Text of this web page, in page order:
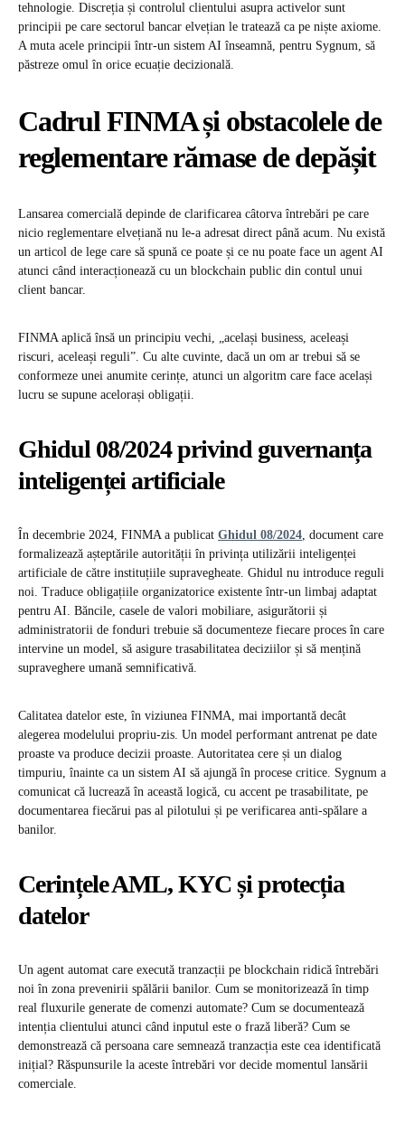
tehnologie. Discreția și controlul clientului asupra activelor sunt
principii pe care sectorul bancar elvețian le tratează ca pe niște axiome.
A muta acele principii într-un sistem AI înseamnă, pentru Sygnum, să
păstreze omul în orice ecuație decizională.
Cadrul FINMA și obstacolele de
reglementare rămase de depășit
Lansarea comercială depinde de clarificarea câtorva întrebări pe care
nicio reglementare elvețiană nu le-a adresat direct până acum. Nu există
un articol de lege care să spună ce poate și ce nu poate face un agent AI
atunci când interacționează cu un blockchain public din contul unui
client bancar.
FINMA aplică însă un principiu vechi, „același business, aceleași
riscuri, aceleași reguli”. Cu alte cuvinte, dacă un om ar trebui să se
conformeze unei anumite cerințe, atunci un algoritm care face același
lucru se supune acelorași obligații.
Ghidul 08/2024 privind guvernanța
inteligenței artificiale
În decembrie 2024, FINMA a publicat Ghidul 08/2024, document care
formalizează așteptările autorității în privința utilizării inteligenței
artificiale de către instituțiile supravegheate. Ghidul nu introduce reguli
noi. Traduce obligațiile organizatorice existente într-un limbaj adaptat
pentru AI. Băncile, casele de valori mobiliare, asigurătorii și
administratorii de fonduri trebuie să documenteze fiecare proces în care
intervine un model, să asigure trasabilitatea deciziilor și să mențină
supraveghere umană semnificativă.
Calitatea datelor este, în viziunea FINMA, mai importantă decât
alegerea modelului propriu-zis. Un model performant antrenat pe date
proaste va produce decizii proaste. Autoritatea cere și un dialog
timpuriu, înainte ca un sistem AI să ajungă în procese critice. Sygnum a
comunicat că lucrează în această logică, cu accent pe trasabilitate, pe
documentarea fiecărui pas al pilotului și pe verificarea anti-spălare a
banilor.
Cerințele AML, KYC și protecția
datelor
Un agent automat care execută tranzacții pe blockchain ridică întrebări
noi în zona prevenirii spălării banilor. Cum se monitorizează în timp
real fluxurile generate de comenzi automate? Cum se documentează
intenția clientului atunci când inputul este o frază liberă? Cum se
demonstrează că persoana care semnează tranzacția este cea identificată
inițial? Răspunsurile la aceste întrebări vor decide momentul lansării
comerciale.